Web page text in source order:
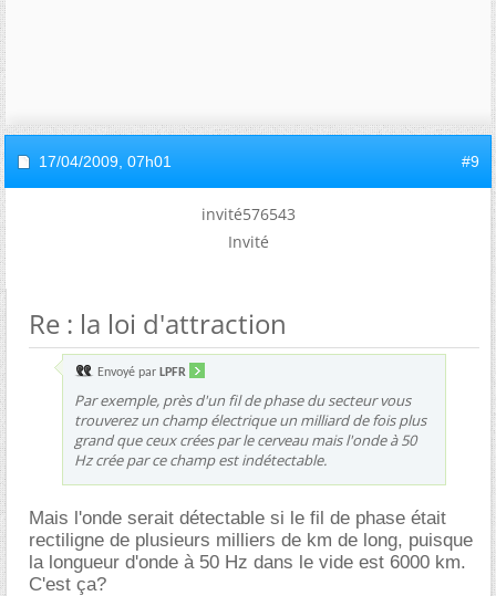
17/04/2009, 07h01 #9
invité576543
Invité
Re : la loi d'attraction
Envoyé par LPFR
Par exemple, près d'un fil de phase du secteur vous
trouverez un champ électrique un milliard de fois plus
grand que ceux crées par le cerveau mais l'onde à 50
Hz crée par ce champ est indétectable.
Mais l'onde serait détectable si le fil de phase était
rectiligne de plusieurs milliers de km de long, puisque
la longueur d'onde à 50 Hz dans le vide est 6000 km.
C'est ça?